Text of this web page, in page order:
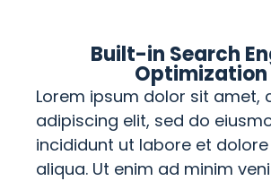
Built-in Search
Optimization
Lorem ipsum dolor sit amet,
adipiscing elit, sed do
incididunt ut labore et
aliqua. Ut enim ad minim